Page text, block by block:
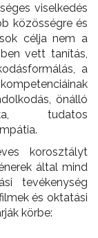
viselkedés
közösségre és
célja nem a
vett tanítás,
a
önálló
tudatos
korosztályt
által mind
tevékenység
és oktatási
körbe: